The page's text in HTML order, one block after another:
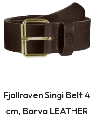
Fjallraven Singi Belt 4
cm, Barva LEATHER